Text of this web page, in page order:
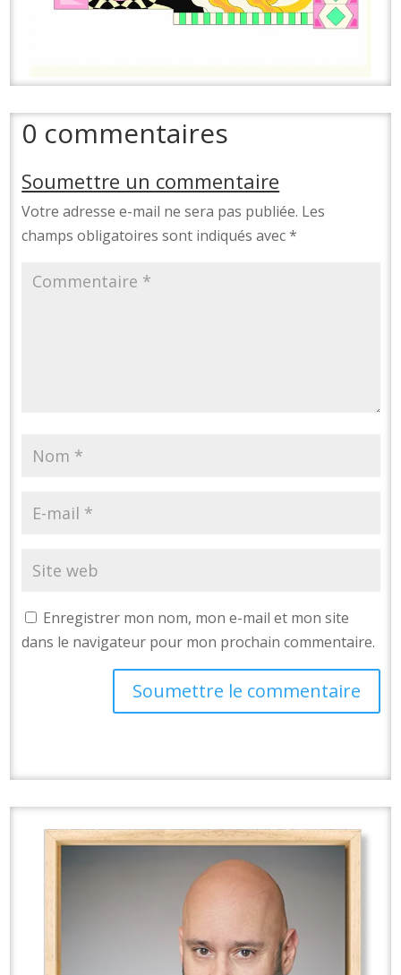
0 commentaires
Soumettre un commentaire
Votre adresse e-mail ne sera pas publiée. Les
champs obligatoires sont indiqués avec*
Enregistrer mon nom, mon e-mail et mon site
dans le navigateur pour mon prochain commentaire.
Soumettre le commentaire